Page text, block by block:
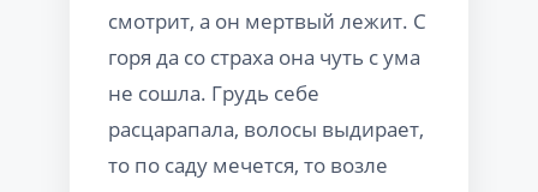
смотрит, а он мертвый лежит. С
горя да со страха она чуть с ума
не сошла. Грудь себе
расцарапала, волосы выдирает,
то по саду мечется, то возле